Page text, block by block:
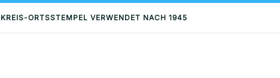
ORTSSTEMPEL VERWENDET NACH 1945